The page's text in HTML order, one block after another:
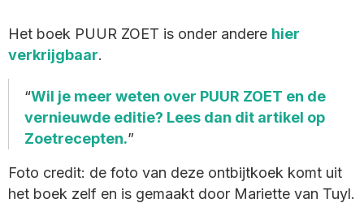
Het boek PUUR ZOET is onder andere hier
verkrijgbaar.
Wil je meer weten over PUUR ZOET en de
vernieuwde editie? Lees dan dit artikel op
Zoetrecepten.
Foto credit: de foto van deze ontbijtkoek komt uit
het boek zelf en is gemaakt door Mariette van Tuyl.